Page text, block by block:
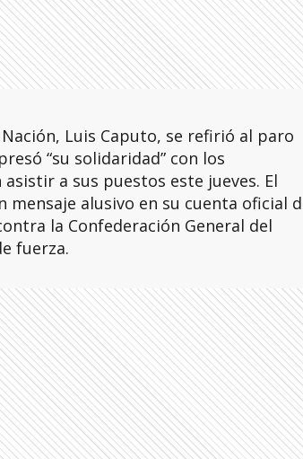
Luis Caputo, se refirió al paro
“su solidaridad” con los
a sus puestos este jueves. El
alusivo en su cuenta oficial
la Confederación General del
fuerza.